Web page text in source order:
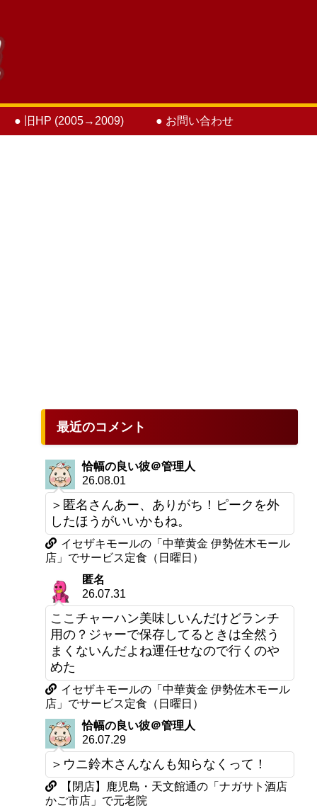
● 旧HP (2005→2009) ● お問い合わせ
最近のコメント
恰幅の良い彼＠管理人
26.08.01
＞匿名さんあー、ありがち！ピークを外
したほうがいいかもね。
イセザキモールの「中華黄金 伊勢佐木モール
店」でサービス定食（日曜日）
匿名
26.07.31
ここチャーハン美味しいんだけどランチ
用の？ジャーで保存してるときは全然う
まくないんだよね運任せなので行くのや
めた
イセザキモールの「中華黄金 伊勢佐木モール
店」でサービス定食（日曜日）
恰幅の良い彼＠管理人
26.07.29
＞ウニ鈴木さんなんも知らなくって！
【閉店】鹿児島・天文館通の「ナガサト酒店
かご市店」で元老院